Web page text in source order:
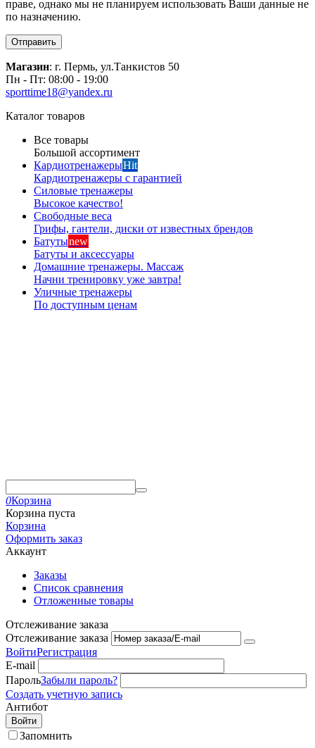
праве, однако мы не планируем использовать Ваши данные не
по назначению.
Отправить
Магазин: г. Пермь, ул.Танкистов 50
Пн - Пт: 08:00 - 19:00
sporttime18@yandex.ru
Каталог товаров
Все товары
Большой ассортимент
КардиотренажерыHit
Кардиотренажеры с гарантией
Силовые тренажеры
Высокое качество!
Свободные веса
Грифы, гантели, диски от известных брендов
Батутыnew
Батуты и аксессуары
Домашние тренажеры. Массаж
Начни тренировку уже завтра!
Уличные тренажеры
По доступным ценам
0Корзина
Корзина пуста
Корзина
Оформить заказ
Аккаунт
Заказы
Список сравнения
Отложенные товары
Отслеживание заказа
Отслеживание заказа
ВойтиРегистрация
E-mail
ПарольЗабыли пароль?
Создать учетную запись
Антибот
Войти
Запомнить